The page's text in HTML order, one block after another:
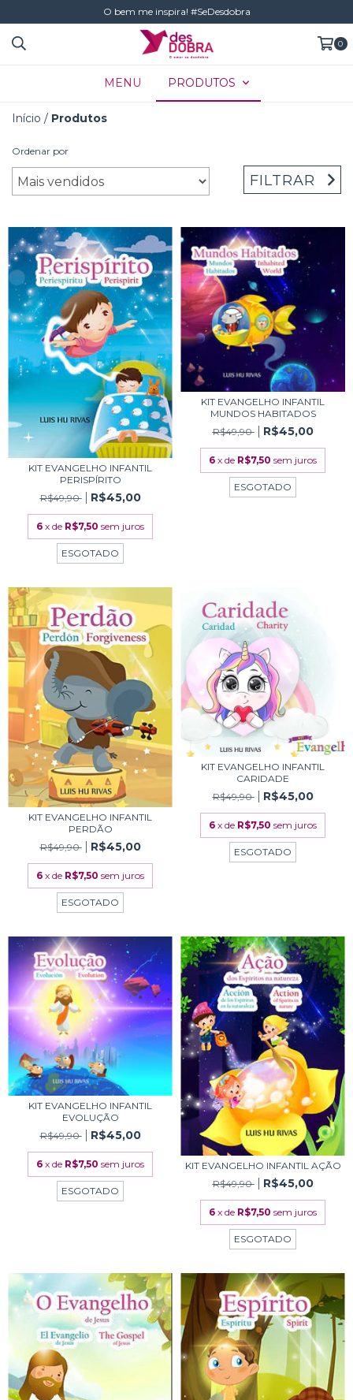
O bem me inspira! #SeDesdobra
0
MENU PRODUTOS
Início / Produtos
Ordenar por
FILTRAR
KIT EVANGELHO INFANTIL
PERISPÍRITO
R$49,90
R$45,00
6 x de R$7,50 sem juros
ESGOTADO
KIT EVANGELHO INFANTIL
MUNDOS HABITADOS
R$49,90
R$45,00
6 x de R$7,50 sem juros
ESGOTADO
KIT EVANGELHO INFANTIL
PERDÃO
R$49,90
R$45,00
6 x de R$7,50 sem juros
ESGOTADO
KIT EVANGELHO INFANTIL
CARIDADE
R$49,90
R$45,00
6 x de R$7,50 sem juros
ESGOTADO
KIT EVANGELHO INFANTIL
EVOLUÇÃO
R$49,90
R$45,00
6 x de R$7,50 sem juros
ESGOTADO
KIT EVANGELHO INFANTIL AÇÃO
R$49,90
R$45,00
6 x de R$7,50 sem juros
ESGOTADO